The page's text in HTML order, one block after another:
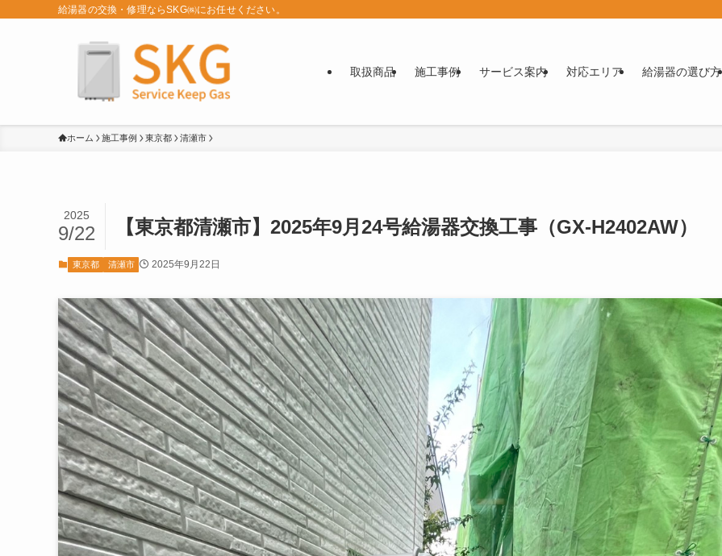
給湯器の交換・修理ならSKG㈱にお任せください。
取扱商品 施工事例 サービス案内 対応エリア 給湯器の選び方
ホーム 施工事例 東京都 清瀬市
【東京都清瀬市】2025年9月24号給湯器交換工事（GX-H2402AW）
2025
9/22
東京都 清瀬市 2025年9月22日